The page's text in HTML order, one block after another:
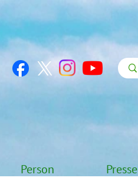
Person Presse